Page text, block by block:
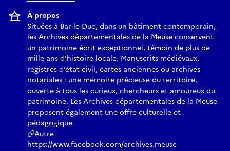
À propos
Situées à Bar-le-Duc, dans un bâtiment contemporain,
les Archives départementales de la Meuse conservent
un patrimoine écrit exceptionnel, témoin de plus de
mille ans d’histoire locale. Manuscrits médiévaux,
registres d’état civil, cartes anciennes ou archives
notariales : une mémoire précieuse du territoire,
ouverte à tous les curieux, chercheurs et amoureux du
patrimoine. Les Archives départementales de la Meuse
proposent également une offre culturelle et
pédagogique.
Autre
https://www.facebook.com/archives.meuse